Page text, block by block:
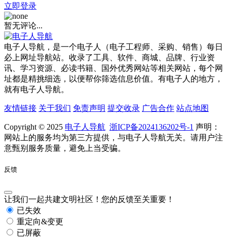
立即登录
暂无评论...
电子人导航，是一个电子人（电子工程师、采购、销售）每日
必上网址导航站。收录了工具、软件、商城、品牌、行业资
讯、学习资源、必读书籍、国外优秀网站等相关网站，每个网
址都是精挑细选，以便帮你筛选信息价值。有电子人的地方，
就有电子人导航。
友情链接 关于我们 免责声明 提交收录 广告合作 站点地图
Copyright © 2025 电子人导航 浙ICP备2024136202号-1 声明：
网站上的服务均为第三方提供，与电子人导航无关。请用户注
意甄别服务质量，避免上当受骗。
反馈
让我们一起共建文明社区！您的反馈至关重要！
已失效
重定向&变更
已屏蔽